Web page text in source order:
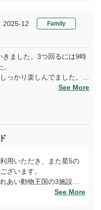
を、そして動物王国では
りましたら幸いです。
思っていただける施設づ
もご家族やご友人と一緒
しくださいませ。スタッ
2025-12 Family
ました。3つ回るには9時
っかり楽しんでました。達
日、筋肉痛だと思います。
See More
用いただき、また星5の
ざいます。
あい動物王国の3施設を
こと、皆さまの笑顔が目
See More